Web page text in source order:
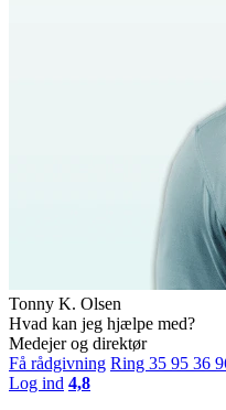
Tonny K. Olsen
Hvad kan jeg hjælpe med?
Medejer og direktør
Få rådgivning Ring 35 95 36
Log ind 4,8